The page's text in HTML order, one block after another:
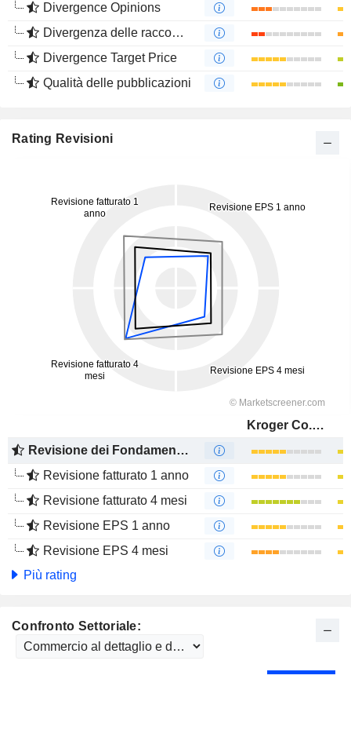
Divergence Opinions
Divergenza delle raccomandazioni degli analisti
Divergence Target Price
Qualità delle pubblicazioni
Rating Revisioni
Kroger Co. (The)
Revisione dei Fondamentali
Revisione fatturato 1 anno
Revisione fatturato 4 mesi
Revisione EPS 1 anno
Revisione EPS 4 mesi
Più rating
Confronto Settoriale: